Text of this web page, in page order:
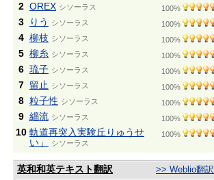
2 OREX シソーラス 100%
3 りう シソーラス 100%
4 柳枝 シソーラス 100%
5 柳糸 シソーラス 100%
6 琉子 シソーラス 100%
7 留止 シソーラス 100%
8 粒子性 シソーラス 100%
9 緇流 シソーラス 100%
10 軌道再突入実験丘りゅうせ
い」
シソーラス
100%
英和和英テキスト翻訳 >> Weblio翻訳